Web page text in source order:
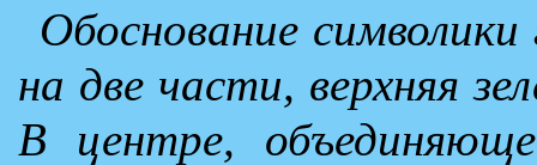
Обоснование
на две части, верхняя
В центре,